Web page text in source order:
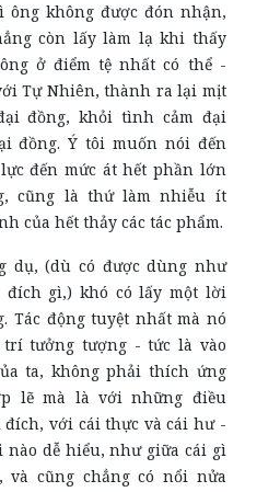
ông không được đón nhận,
còn lấy làm lạ khi thấy
ở điểm tệ nhất có thể -
Tự Nhiên, thành ra lại mịt
đồng, khỏi tình cảm đại
đồng. Ý tôi muốn nói đến
đến mức át hết phần lớn
cũng là thứ làm nhiễu ít
của hết thảy các tác phẩm.
dụ, (dù có được dùng như
đích gì,) khó có lấy một lời
Tác động tuyệt nhất mà nó
tưởng tượng - tức là vào
ta, không phải thích ứng
lẽ mà là với những điều
đích, với cái thực và cái hư -
nào dễ hiểu, như giữa cái gì
và cũng chẳng có nổi nửa